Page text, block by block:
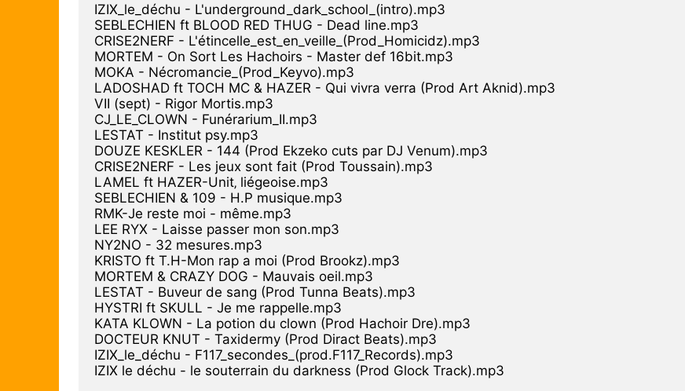
IZIX_le_déchu - L'underground_dark_school_(intro).mp3
SEBLECHIEN ft BLOOD RED THUG - Dead line.mp3
CRISE2NERF - L'étincelle_est_en_veille_(Prod_Homicidz).mp3
MORTEM - On Sort Les Hachoirs - Master def 16bit.mp3
MOKA - Nécromancie_(Prod_Keyvo).mp3
LADOSHAD ft TOCH MC & HAZER - Qui vivra verra (Prod Art Aknid).mp3
VII (sept) - Rigor Mortis.mp3
CJ_LE_CLOWN - Funérarium_II.mp3
LESTAT - Institut psy.mp3
DOUZE KESKLER - 144 (Prod Ekzeko cuts par DJ Venum).mp3
CRISE2NERF - Les jeux sont fait (Prod Toussain).mp3
LAMEL ft HAZER-Unit‚ liégeoise.mp3
SEBLECHIEN & 109 - H.P musique.mp3
RMK-Je reste moi - même.mp3
LEE RYX - Laisse passer mon son.mp3
NY2NO - 32 mesures.mp3
KRISTO ft T.H-Mon rap a moi (Prod Brookz).mp3
MORTEM & CRAZY DOG - Mauvais oeil.mp3
LESTAT - Buveur de sang (Prod Tunna Beats).mp3
HYSTRI ft SKULL - Je me rappelle.mp3
KATA KLOWN - La potion du clown (Prod Hachoir Dre).mp3
DOCTEUR KNUT - Taxidermy (Prod Diract Beats).mp3
IZIX_le_déchu - F117_secondes_(prod.F117_Records).mp3
IZIX le déchu - le souterrain du darkness (Prod Glock Track).mp3